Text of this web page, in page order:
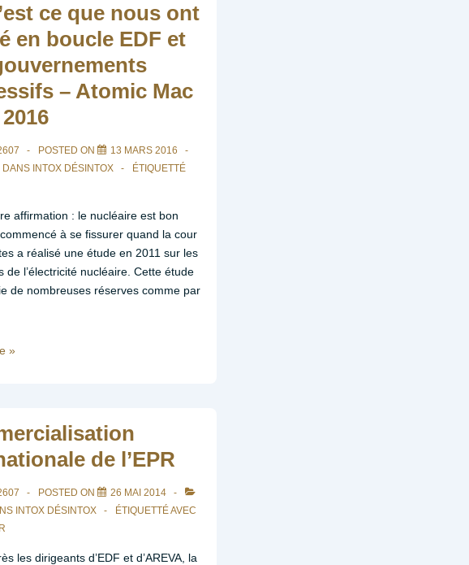
ce que nous ont
en boucle EDF et
– Atomic Mac
POSTED ON
13 MARS 2016
DANS INTOX DÉSINTOX
ÉTIQUETTÉ
affirmation : le nucléaire est bon
à se fissurer quand la cour
a réalisé une étude en 2011 sur les
de l’électricité nucléaire. Cette étude
de nombreuses réserves comme par
»
de l’EPR
POSTED ON
26 MAI 2014
INTOX DÉSINTOX
ÉTIQUETTÉ AVEC
dirigeants d’EDF et d’AREVA, la